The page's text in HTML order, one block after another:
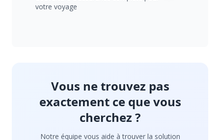
votre voyage
Vous ne trouvez pas
exactement ce que vous
cherchez ?
Notre équipe vous aide à trouver la solution